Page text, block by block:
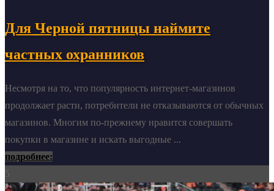
Для Черной пятницы наймите
частных охранников
Несмотря на то, что популярность интернет-магазинов
продолжает расти, потребители не отказываются от обычных
магазинов. Многим по-прежнему нравится совершать
покупки в магазине и искать выгодные ...
подробнее:
5